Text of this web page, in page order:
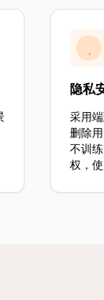
隐私
采用
删除
不训
权，使